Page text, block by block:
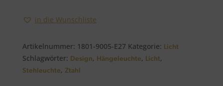
in die Wunschliste
Artikelnummer: 1801-9005-E27 Kategorie: Licht
Schlagwörter: Design, Hängeleuchte, Licht,
Stehleuchte, Ztahl